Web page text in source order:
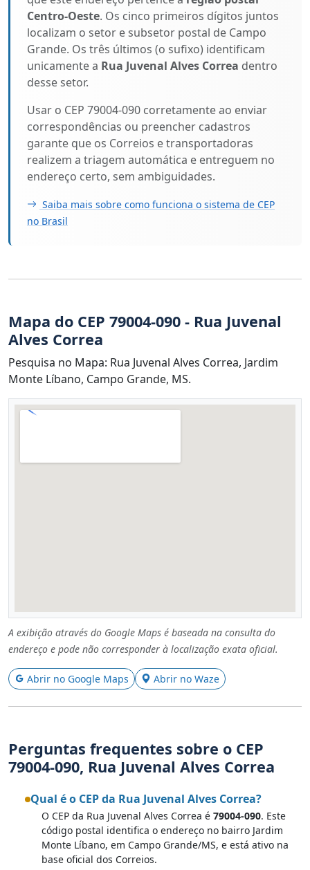
Centro-Oeste. Os cinco primeiros dígitos juntos
localizam o setor e subsetor postal de Campo
Grande. Os três últimos (o sufixo) identificam
unicamente a Rua Juvenal Alves Correa dentro
desse setor.
Usar o CEP 79004-090 corretamente ao enviar
correspondências ou preencher cadastros
garante que os Correios e transportadoras
realizem a triagem automática e entreguem no
endereço certo, sem ambiguidades.
Saiba mais sobre como funciona o sistema de CEP
no Brasil
Mapa do CEP 79004-090 - Rua Juvenal
Alves Correa
Pesquisa no Mapa: Rua Juvenal Alves Correa, Jardim
Monte Líbano, Campo Grande, MS.
A exibição através do Google Maps é baseada na consulta do
endereço e pode não corresponder à localização exata oficial.
Abrir no Google Maps Abrir no Waze
Perguntas frequentes sobre o CEP
79004-090, Rua Juvenal Alves Correa
Qual é o CEP da Rua Juvenal Alves Correa?
O CEP da Rua Juvenal Alves Correa é 79004-090. Este
código postal identifica o endereço no bairro Jardim
Monte Líbano, em Campo Grande/MS, e está ativo na
base oficial dos Correios.